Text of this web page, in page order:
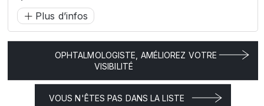
Plus d’infos
OPHTALMOLOGISTE, AMÉLIOREZ VOTRE
VISIBILITÉ
VOUS N'ÊTES PAS DANS LA LISTE